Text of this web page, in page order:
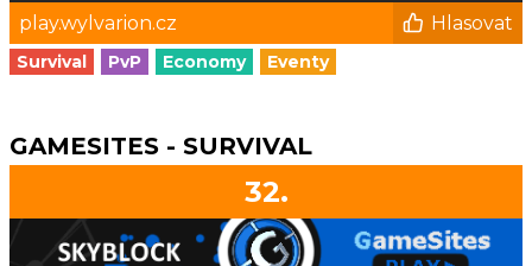
play.wylvarion.cz
Hlasovat
Survival PvP Economy Eventy
GAMESITES - SURVIVAL
32.